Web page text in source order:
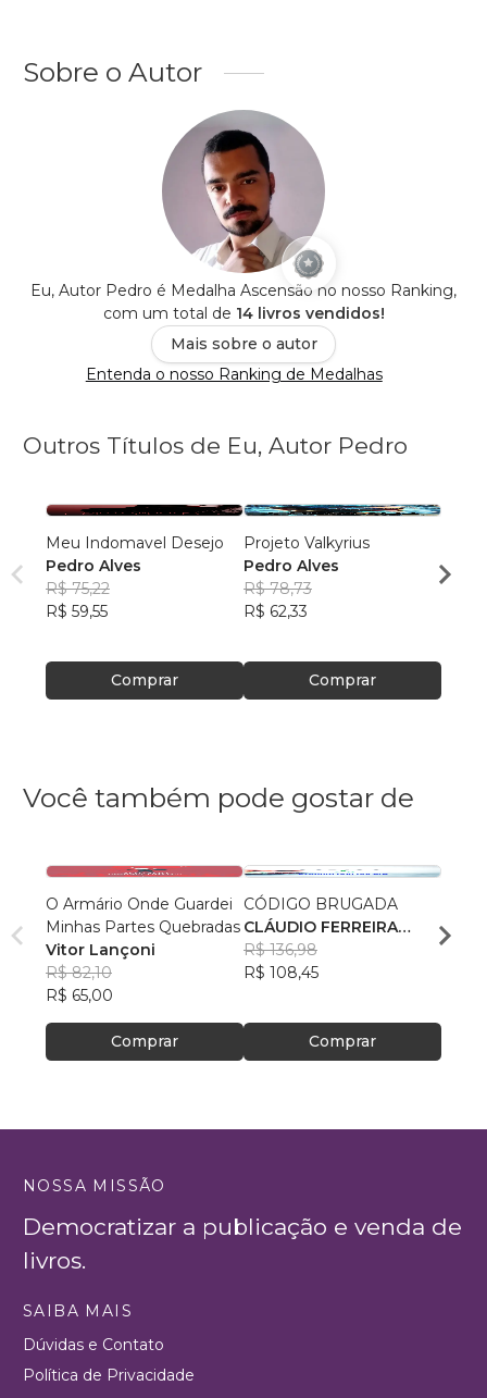
Sobre o Autor
Eu, Autor Pedro é Medalha Ascensão no nosso Ranking,
com um total de 14 livros vendidos!
Mais sobre o autor
Entenda o nosso Ranking de Medalhas
Outros Títulos de Eu, Autor Pedro
Meu Indomavel Desejo
Pedro Alves
R$ 75,22
R$ 59,55
Comprar
Projeto Valkyrius
Pedro Alves
R$ 78,73
R$ 62,33
Comprar
R$
Você também pode gostar de
O Armário Onde Guardei
Minhas Partes Quebradas
Vitor Lançoni
R$ 82,10
R$ 65,00
Comprar
CÓDIGO BRUGADA
CLÁUDIO FERREIRA
CAMPOS VIEIRA
R$ 136,98
R$ 108,45
Comprar
R$
NOSSA MISSÃO
Democratizar a publicação e venda de
livros.
SAIBA MAIS
Dúvidas e Contato
Política de Privacidade